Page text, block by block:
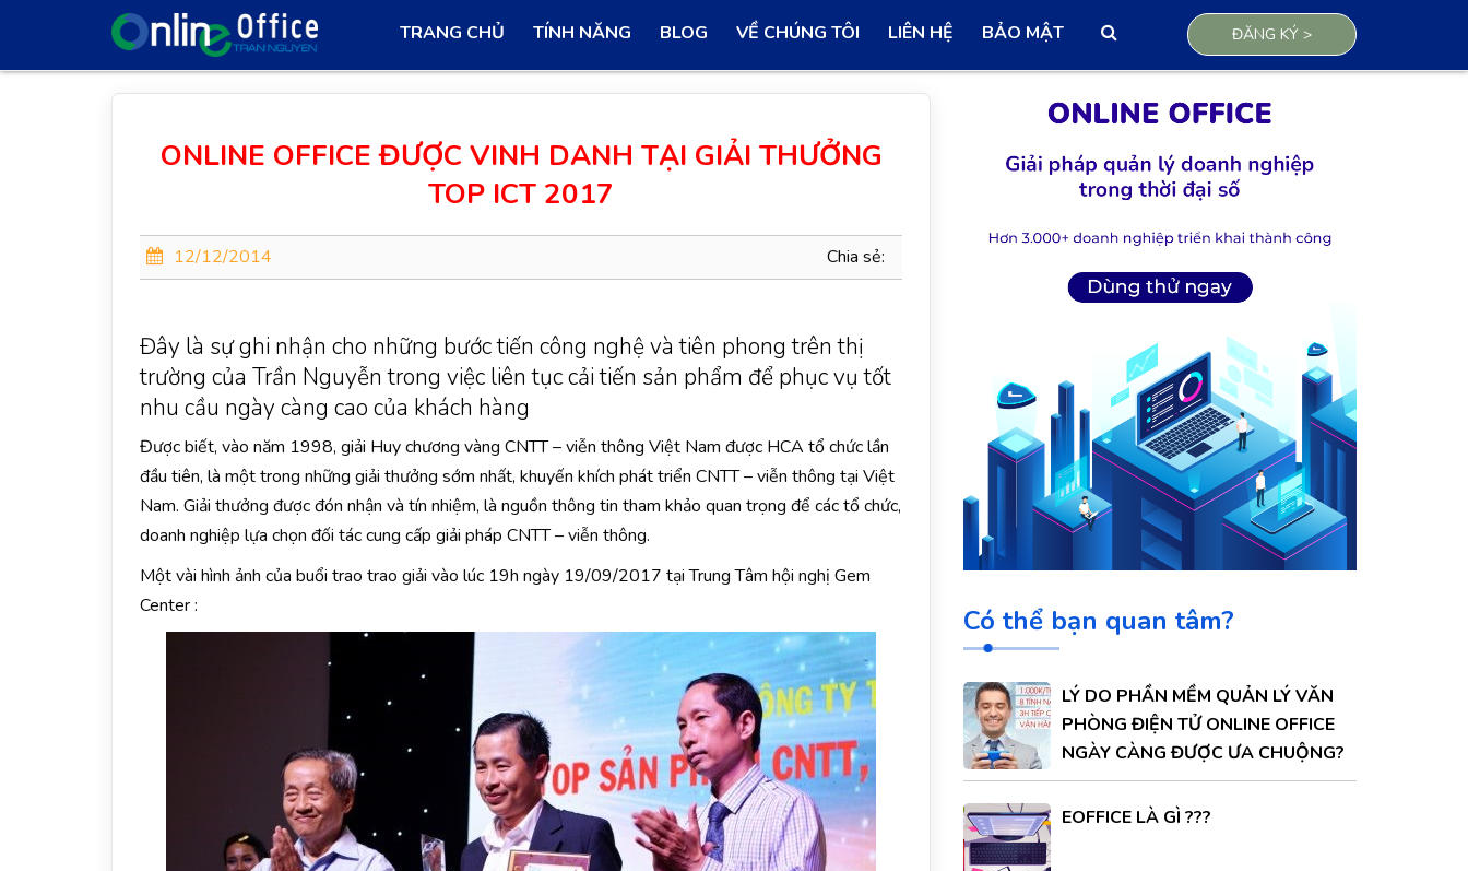
TRANG CHỦ TÍNH NĂNG BLOG VỀ CHÚNG TÔI LIÊN HỆ BẢO MẬT ĐĂNG KÝ >
ONLINE OFFICE ĐƯỢC VINH DANH TẠI GIẢI THƯỞNG
TOP ICT 2017
12/12/2014 Chia sẻ:
Đây là sự ghi nhận cho những bước tiến công nghệ và tiên phong trên thị
trường của Trần Nguyễn trong việc liên tục cải tiến sản phẩm để phục vụ tốt
nhu cầu ngày càng cao của khách hàng
Được biết, vào năm 1998, giải Huy chương vàng CNTT – viễn thông Việt Nam được HCA tổ chức lần
đầu tiên, là một trong những giải thưởng sớm nhất, khuyến khích phát triển CNTT – viễn thông tại Việt
Nam. Giải thưởng được đón nhận và tín nhiệm, là nguồn thông tin tham khảo quan trọng để các tổ chức,
doanh nghiệp lựa chọn đối tác cung cấp giải pháp CNTT – viễn thông.
Một vài hình ảnh của buổi trao trao giải vào lúc 19h ngày 19/09/2017 tại Trung Tâm hội nghị Gem
Center :
Có thể bạn quan tâm?
LÝ DO PHẦN MỀM QUẢN LÝ VĂN
PHÒNG ĐIỆN TỬ ONLINE OFFICE
NGÀY CÀNG ĐƯỢC ƯA CHUỘNG?
EOFFICE LÀ GÌ ???